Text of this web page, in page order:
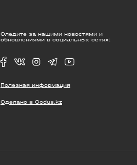
Следите за нашими новостями и
обновлениями в социальных сетях:
Полезная информация
Сделано в Codus.kz